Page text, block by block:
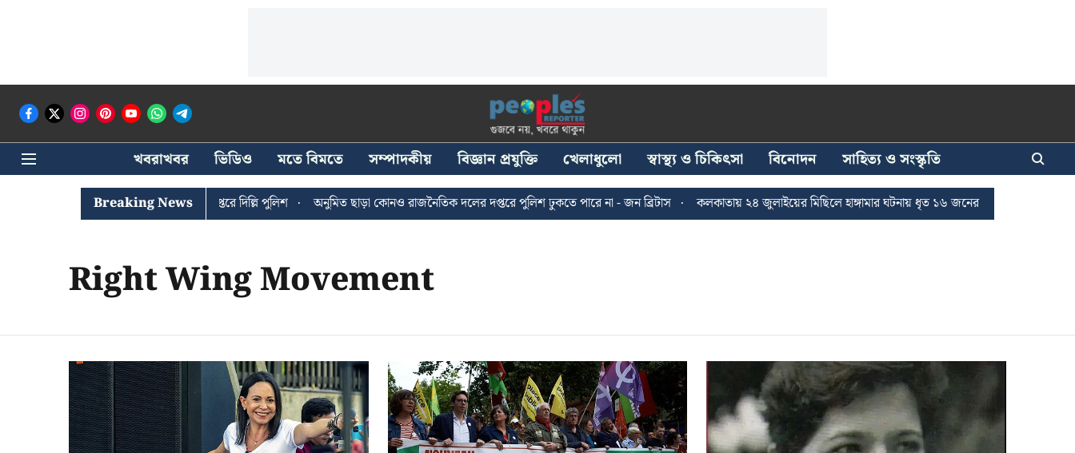
খবরাখবর ভিডিও মতে বিমতে সম্পাদকীয় বিজ্ঞান প্রযুক্তি খেলাধুলো স্বাস্থ্য ও চিকিৎসা বিনোদন সাহিত্য ও সংস্কৃতি
Breaking News
ঐশী ঘোষের খোঁজে সিপিআইএম সদর দপ্তরে দিল্লি পুলিশ অনুমিত ছাড়া কোনও রাজনৈতিক দলের দপ্তরে পুলিশ ঢুকতে পারে না - জন ব্রিটাস কলকাতায় ২৪ জুলাইয়ের মিছিলে হাঙ্গামার ঘটনায় ধৃত ১৬ জনের জামিন
Right Wing Movement